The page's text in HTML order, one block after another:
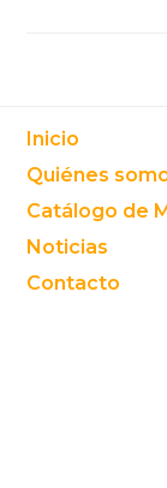
Footer
Inicio
Quiénes
Catálogo de
Noticias
Contacto